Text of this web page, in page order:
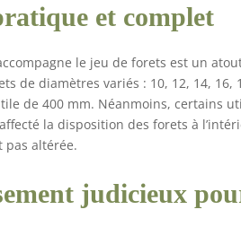
et complet
le jeu de forets est un
de diamètres variés : 10, 12, 14,
de 400 mm. Néanmoins, certains
la disposition des forets à
pas altérée.
judicieux